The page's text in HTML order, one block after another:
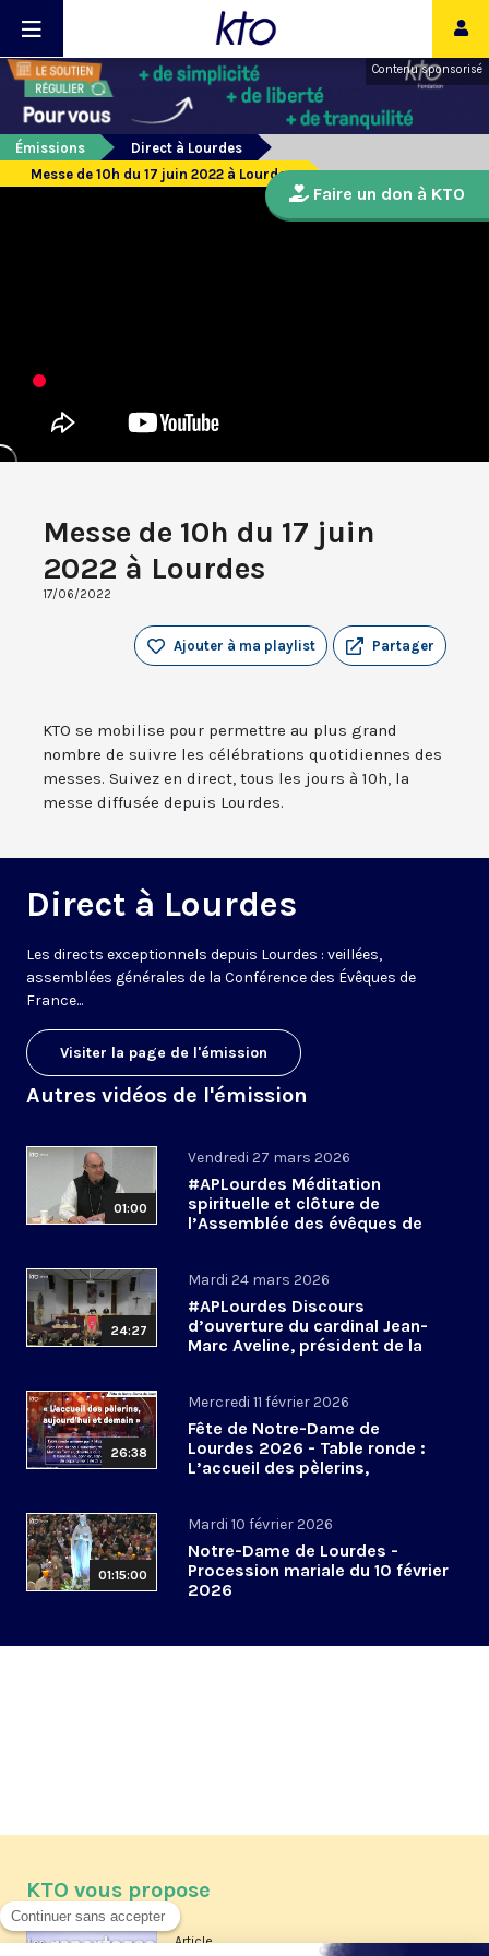
Contenu sponsorisé
Émissions
Direct à Lourdes
Messe de 10h du 17 juin 2022 à Lourdes
Messe de 10h du 17 juin
2022 à Lourdes
17/06/2022
Partager
Ajouter à ma playlist
KTO se mobilise pour permettre au plus grand
nombre de suivre les célébrations quotidiennes des
messes. Suivez en direct, tous les jours à 10h, la
messe diffusée depuis Lourdes.
Direct à Lourdes
Les directs exceptionnels depuis Lourdes : veillées,
assemblées générales de la Conférence des Évêques de
France...
Visiter la page de l'émission
Autres vidéos de l'émission
01:00
Vendredi 27 mars 2026
#APLourdes Méditation
spirituelle et clôture de
l’Assemblée des évêques de
24:27
Mardi 24 mars 2026
#APLourdes Discours
d’ouverture du cardinal Jean-
Marc Aveline, président de la
26:38
Mercredi 11 février 2026
Fête de Notre-Dame de
Lourdes 2026 - Table ronde :
L’accueil des pèlerins,
01:15:00
Mardi 10 février 2026
Notre-Dame de Lourdes -
Procession mariale du 10 février
2026
Faire un don à KTO
KTO vous propose
Article